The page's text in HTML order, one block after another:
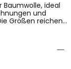
ideal
und
Größen reichen
Wachstum des
kurzen
Seine
Jeans oder